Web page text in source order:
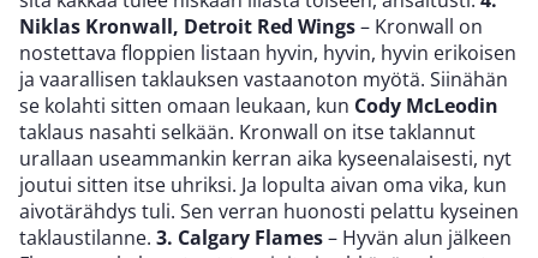
Niklas Kronwall, Detroit Red Wings– Kronwall on
nostettava floppien listaan hyvin, hyvin, hyvin erikoisen
ja vaarallisen taklauksen vastaanoton myötä. Siinähän
se kolahti sitten omaan leukaan, kun Cody McLeodin
taklaus nasahti selkään. Kronwall on itse taklannut
urallaan useammankin kerran aika kyseenalaisesti, nyt
joutui sitten itse uhriksi. Ja lopulta aivan oma vika, kun
aivotärähdys tuli. Sen verran huonosti pelattu kyseinen
taklaustilanne. 3. Calgary Flames– Hyvän alun jälkeen